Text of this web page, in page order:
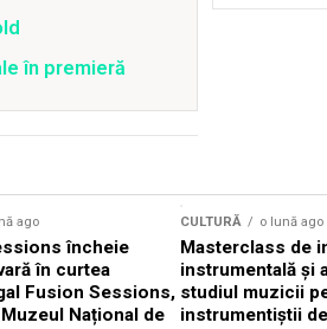
în premieră
ago
încheie
în curtea
Fusion Sessions,
Național de
CULTURĂ o lună ago
Masterclass de
instrumentală și
studiul muzicii
instrumentiștii